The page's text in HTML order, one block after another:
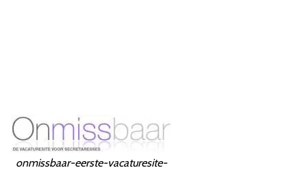
onmissbaar-eerste-vacaturesite-